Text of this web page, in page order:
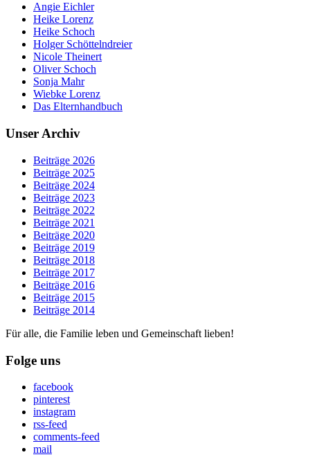
Angie Eichler
Heike Lorenz
Heike Schoch
Holger Schöttelndreier
Nicole Theinert
Oliver Schoch
Sonja Mahr
Wiebke Lorenz
Das Elternhandbuch
Unser Archiv
Beiträge 2026
Beiträge 2025
Beiträge 2024
Beiträge 2023
Beiträge 2022
Beiträge 2021
Beiträge 2020
Beiträge 2019
Beiträge 2018
Beiträge 2017
Beiträge 2016
Beiträge 2015
Beiträge 2014
Für alle, die Familie leben und Gemeinschaft lieben!
Folge uns
facebook
pinterest
instagram
rss-feed
comments-feed
mail